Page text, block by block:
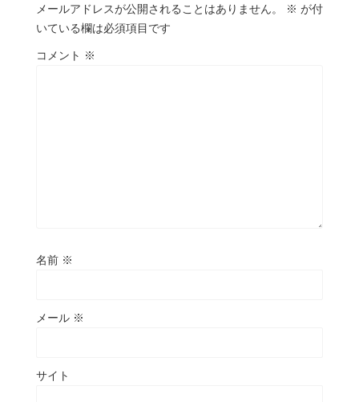
メールアドレスが公開されることはありません。 ※ が付
いている欄は必須項目です
コメント ※
名前 ※
メール ※
サイト